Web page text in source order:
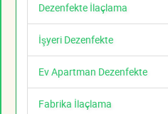
Dezenfekte İlaçlama
İşyeri Dezenfekte
Ev Apartman Dezenfekte
Fabrika İlaçlama